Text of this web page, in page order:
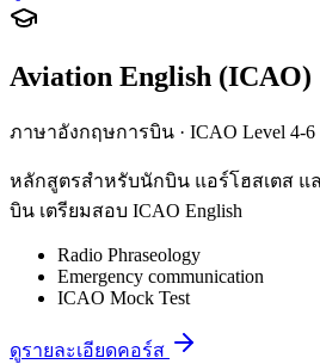
Aviation English (ICAO)
ภาษาอังกฤษการบิน · ICAO Level 4-6
หลักสูตรสำหรับนักบิน แอร์โฮสเตส แ
บิน เตรียมสอบ ICAO English
Radio Phraseology
Emergency communication
ICAO Mock Test
ดูรายละเอียดคอร์ส